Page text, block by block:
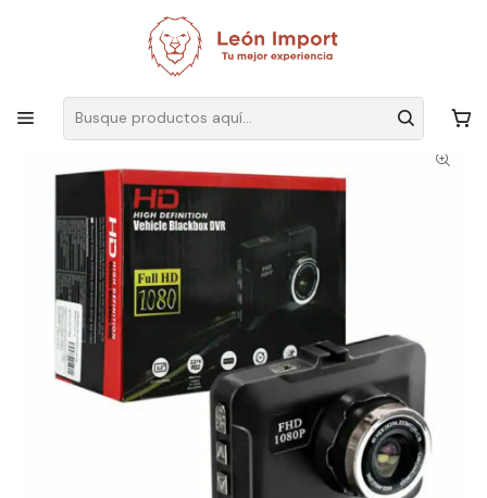
Envíos GRATIS
Audio y Video Cámaras
Camara Seguridad Automovil Vehiculo Full Hd 1080p